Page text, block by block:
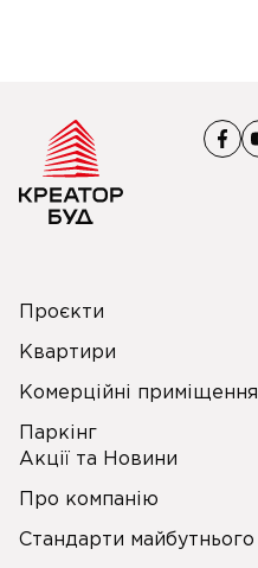
Проєкти
Квартири
Комерційні приміщення
Паркінг
Акції та Новини
Про компанію
Стандарти майбутнього